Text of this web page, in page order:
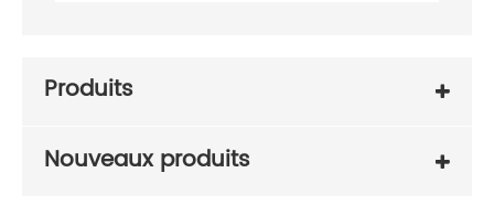
Produits
Nouveaux produits